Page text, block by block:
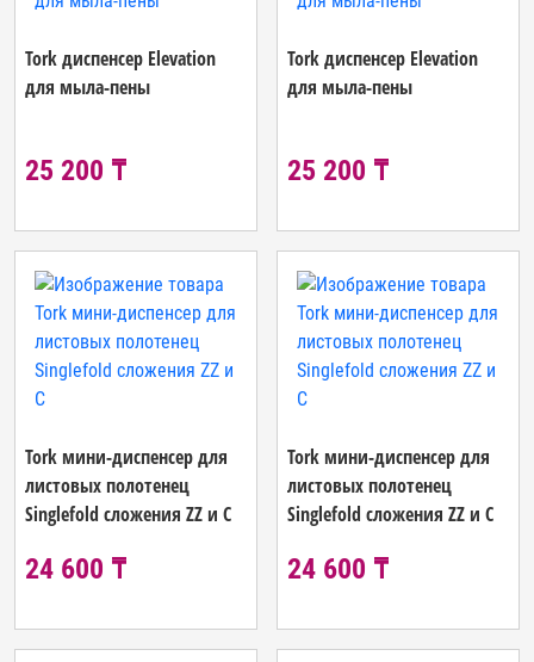
Tork диспенсер Elevation
для мыла-пены
25 200 ₸
Tork диспенсер Elevation
для мыла-пены
25 200 ₸
Tork мини-диспенсер для
листовых полотенец
Singlefold сложения ZZ и C
24 600 ₸
Tork мини-диспенсер для
листовых полотенец
Singlefold сложения ZZ и C
24 600 ₸